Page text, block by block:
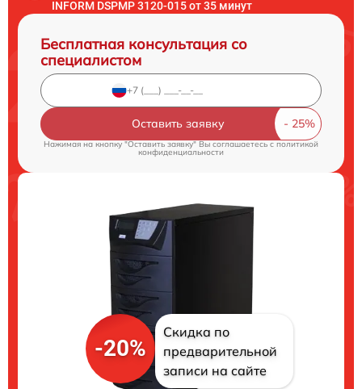
INFORM DSPMP 3120-015 от 35 минут
Бесплатная консультация со
специалистом
Оставить заявку
Нажимая на кнопку "Оставить заявку" Вы соглашаетесь cполитикой
конфиденциальности
-20%
Скидка по
предварительной
записи на сайте